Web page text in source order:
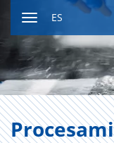
contenido
u
ocultar
la
navegación
ES